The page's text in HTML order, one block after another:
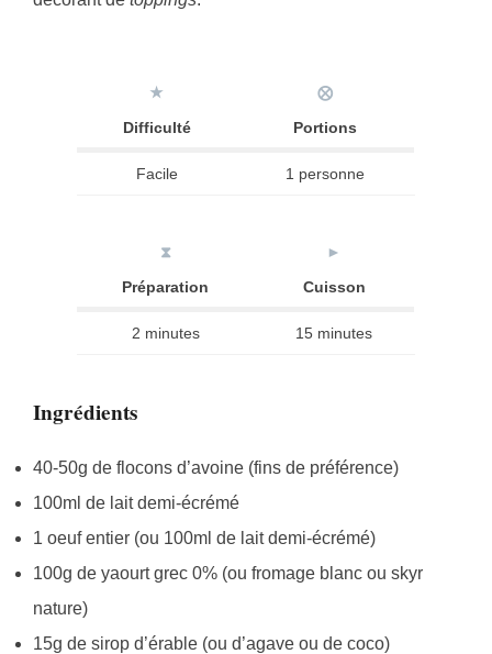
★
Difficulté
⨂
Portions
Facile 1 personne
⧗
Préparation
►
Cuisson
2 minutes 15 minutes
Ingrédients
40-50g de flocons d’avoine (fins de préférence)
100ml de lait demi-écrémé
1 oeuf entier (ou 100ml de lait demi-écrémé)
100g de yaourt grec 0% (ou fromage blanc ou skyr
nature)
15g de sirop d’érable (ou d’agave ou de coco)